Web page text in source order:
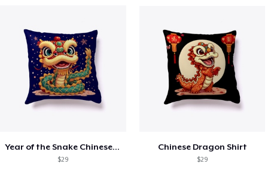
Year of the Snake Chinese New Year
$29
Chinese Dragon Shirt
$29